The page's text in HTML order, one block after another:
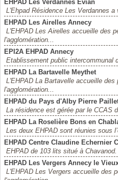
EHPAD Les Verdannes Evian
L'Ehpad Résidence Les Verdannes
EHPAD Les Airelles Annecy
L'EHPAD Les Airelles accueille des
l'agglomération...
EPI2A EHPAD Annecy
Etablissement public intercommunal
EHPAD La Bartavelle Meythet
L'EHPAD La Bartavelle accueille
l'agglomération...
EHPAD du Pays d'Alby Pierre
La résidence est gérée par le CCAS
EHPAD La Roselière Bons en
Les deux EHPAD sont réunies sous
EHPAD Centre Claudine Echernier
EHPAD de 103 lits situé à
EHPAD Les Vergers Annecy le
L'EHPAD Les Vergers accueille des